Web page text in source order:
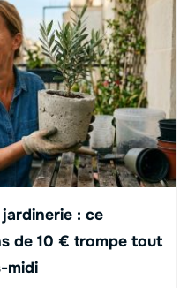
: ce
de 10 € trompe tout
midi